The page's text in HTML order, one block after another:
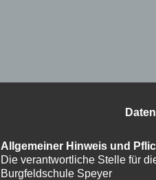
Allgemeiner Hinweis und
Die verantwortliche Stelle für
Burgfeldschule Speyer